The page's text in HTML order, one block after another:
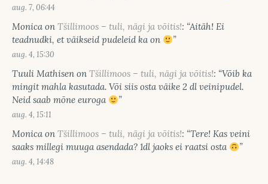
aug. 7, 06:44
Monica on Tšillimoos – tuli, nägi ja võitis!: “Aitäh! Ei
teadnudki, et väikseid pudeleid ka on
”
aug. 4, 15:30
Tuuli Mathisen on Tšillimoos – tuli, nägi ja võitis!: “Võib ka
mingit mahla kasutada. Või siis osta väike 2 dl veinipudel.
Neid saab mõne euroga
”
aug. 4, 15:11
Monica on Tšillimoos – tuli, nägi ja võitis!: “Tere! Kas veini
saaks millegi muuga asendada? 1dl jaoks ei raatsi osta
”
aug. 4, 14:48